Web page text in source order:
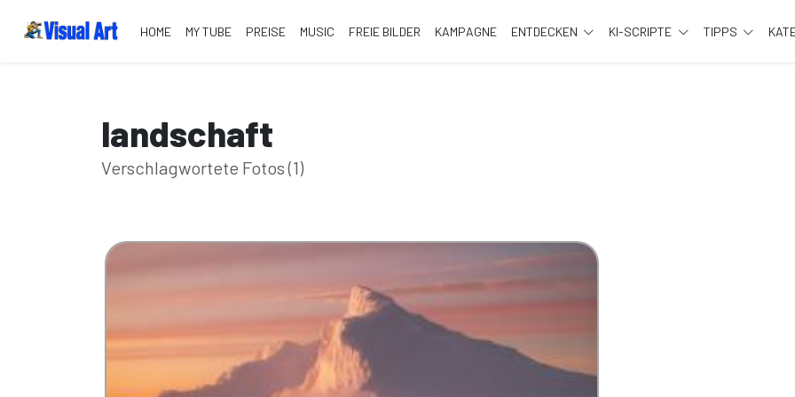
HOME MY TUBE PREISE MUSIC FREIE BILDER KAMPAGNE ENTDECKEN KI-SCRIPTE TIPPS
landschaft
Verschlagwortete Fotos (1)